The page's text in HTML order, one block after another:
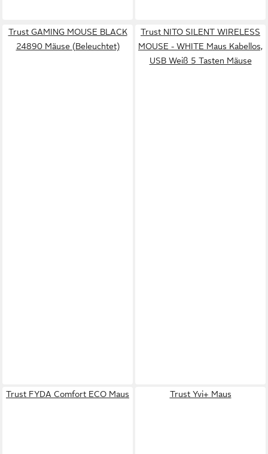
Trust GAMING MOUSE BLACK
24890 Mäuse (Beleuchtet)
Trust NITO SILENT WIRELESS
MOUSE - WHITE Maus Kabellos,
USB Weiß 5 Tasten Mäuse
Trust FYDA Comfort ECO Maus Trust Yvi+ Maus